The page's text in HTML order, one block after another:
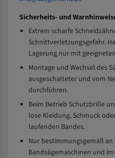
Sicherheits- und
Extrem scharfe
Schnittverletzungsgefahr.
Lagerung nur mit
Montage und Wechsel des
ausgeschalteter und vom
durchführen.
Beim Betrieb Schutzbrille
lose Kleidung, Schmuck
laufenden Bandes.
Nur bestimmungsgemäß
Bandsägemaschinen und